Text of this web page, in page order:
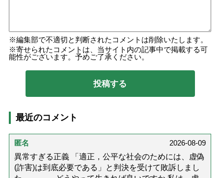
編集部で不適切と判断されたコメントは削除いたします。
寄せられたコメントは、当サイト内の記事中で掲載する可
能性がございます。予めご了承ください。
最近のコメント
匿名
2026-08-09
異常すぎる正義 「適正，公平な社会のためには、虚偽
(詐害)は到底必要である」と判決を受けて敗訴しまし